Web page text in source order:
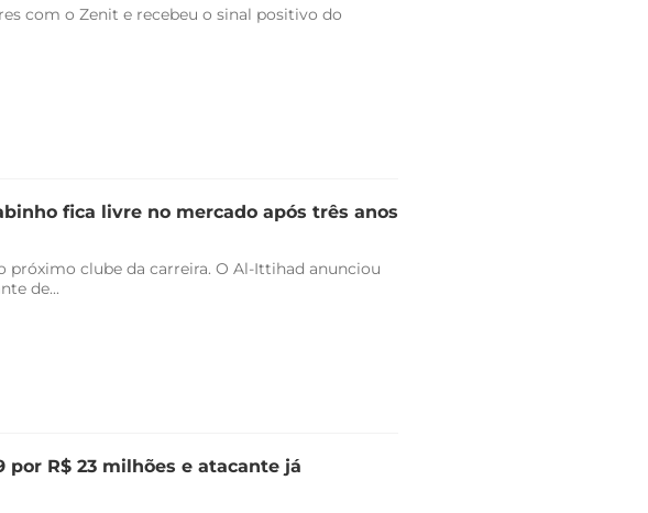
com o Zenit e recebeu o sinal positivo do
fica livre no mercado após três anos
próximo clube da carreira. O Al-Ittihad anunciou
de...
por R$ 23 milhões e atacante já